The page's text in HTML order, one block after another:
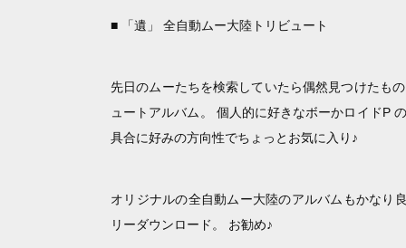
■ 「遺」 全自動ムー大陸トリビュート
先日のムーたちを検索していたら偶然見つけたも
ュートアルバム。 個人的に好きなボーかロイドP
具合に好みの方向性でちょっとお気に入り♪
オリジナルの全自動ムー大陸のアルバムもかなり
リーダウンロード。 お勧め♪